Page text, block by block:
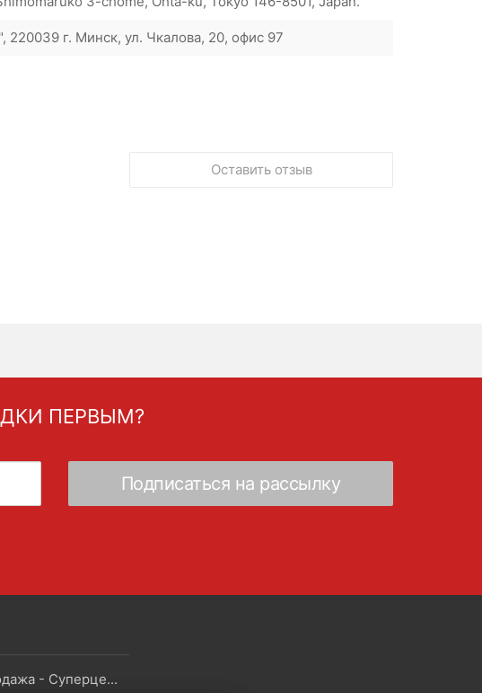
г. Минск, ул. Чкалова, 20, офис 97
Оставить отзыв
ПЕРВЫМ?
Скидки - Распродажа - Суперцены